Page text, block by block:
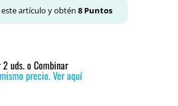
artículo y obtén 8Puntos
uds. o Combinar
precio. Ver aquí